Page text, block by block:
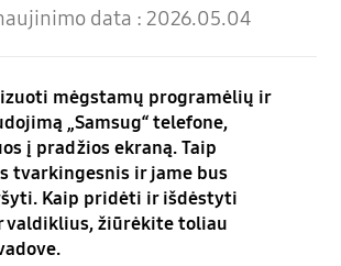
data :2026.05.04
mėgstamų programėlių ir
„Samsug“ telefone,
į pradžios ekraną. Taip
tvarkingesnis ir jame bus
Kaip pridėti ir išdėstyti
valdiklius, žiūrėkite toliau